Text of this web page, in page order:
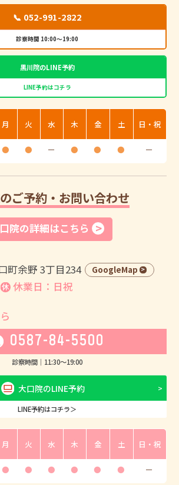
📞 052-991-2822
診察時間 10:00～19:00
黒川院のLINE予約
LINE予約はコチラ
月 火 水 木 金 土 日・祝
● ● ー ● ● ● ー
ご予約・お問い合わせ
院の詳細はこちら
町余野 3丁目234
GoogleMap
休業日：日祝
0587-84-5500
診察時間｜ 11:30〜19:00
大口院のLINE予約
LINE予約はコチラ＞
月 火 水 木 金 土 日・祝
● ● ● ● ● ● ー